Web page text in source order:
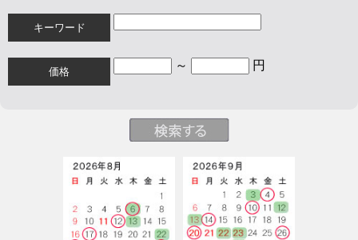
キーワード
価格 ～ 円